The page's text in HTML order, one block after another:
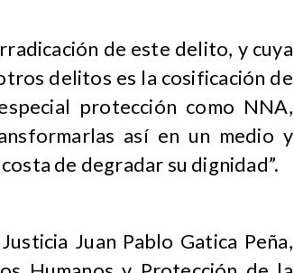
de este delito, y cuya
delitos es la cosificación de
protección como NNA,
así en un medio y
de degradar su dignidad”.
Juan Pablo Gatica Peña,